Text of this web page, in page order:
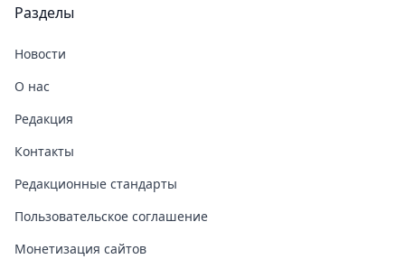
Разделы
Новости
О нас
Редакция
Контакты
Редакционные стандарты
Пользовательское соглашение
Монетизация сайтов